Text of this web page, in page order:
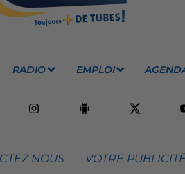
RADIO EMPLOI
NOUS VOTRE